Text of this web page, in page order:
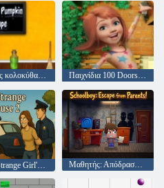
Απόκριες κολοκύθας απόδραση Παιχνίδια 100 Doors Escape from School
Escape Strange Girl's House 2 Μαθητής: Απόδραση από τους γονείς!